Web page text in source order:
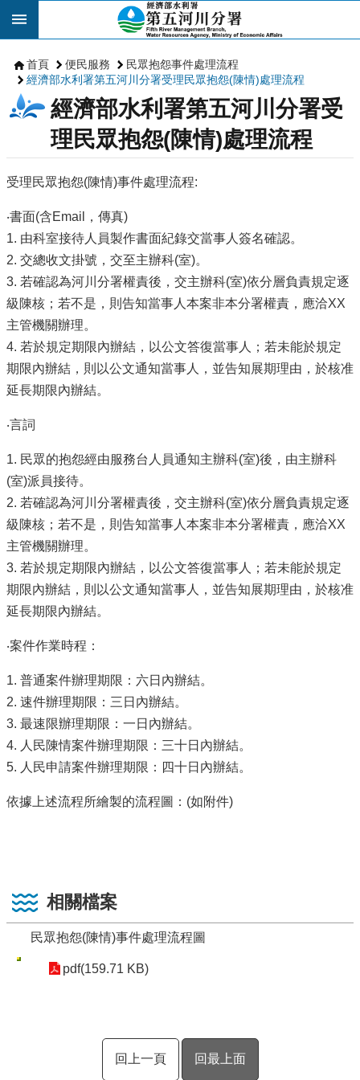
跳到主要內容區塊
首頁 便民服務
民眾抱怨事件處理流程
經濟部水利署第五河川分署受理民眾抱怨(陳情)處理流程
經濟部水利署第五河川分署受
理民眾抱怨(陳情)處理流程
受理民眾抱怨(陳情)事件處理流程:
‧書面(含Email，傳真)
1. 由科室接待人員製作書面紀錄交當事人簽名確認。
2. 交總收文掛號，交至主辦科(室)。
3. 若確認為河川分署權責後，交主辦科(室)依分層負責規定逐
級陳核；若不是，則告知當事人本案非本分署權責，應洽XX
主管機關辦理。
4. 若於規定期限內辦結，以公文答復當事人；若未能於規定
期限內辦結，則以公文通知當事人，並告知展期理由，於核准
延長期限內辦結。
‧言詞
1. 民眾的抱怨經由服務台人員通知主辦科(室)後，由主辦科
(室)派員接待。
2. 若確認為河川分署權責後，交主辦科(室)依分層負責規定逐
級陳核；若不是，則告知當事人本案非本分署權責，應洽XX
主管機關辦理。
3. 若於規定期限內辦結，以公文答復當事人；若未能於規定
期限內辦結，則以公文通知當事人，並告知展期理由，於核准
延長期限內辦結。
‧案件作業時程：
1. 普通案件辦理期限：六日內辦結。
2. 速件辦理期限：三日內辦結。
3. 最速限辦理期限：一日內辦結。
4. 人民陳情案件辦理期限：三十日內辦結。
5. 人民申請案件辦理期限：四十日內辦結。
依據上述流程所繪製的流程圖：(如附件)
相關檔案
民眾抱怨(陳情)事件處理流程圖
pdf(159.71 KB)
回上一頁 回最上面